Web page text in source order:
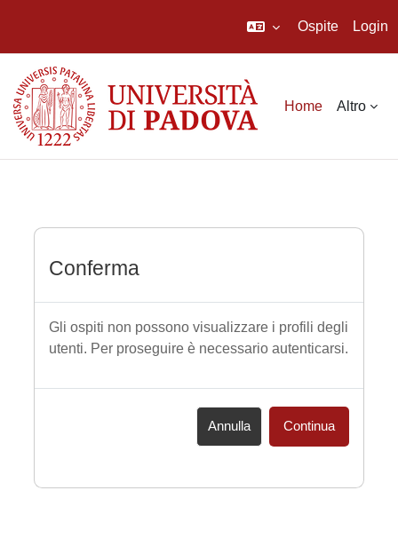
Ospite Login
Home Altro
Conferma
Gli ospiti non possono visualizzare i profili degli
utenti. Per proseguire è necessario autenticarsi.
Annulla Continua